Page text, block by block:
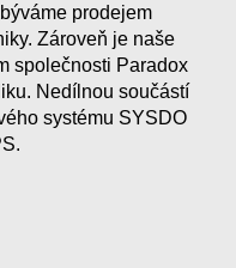
prodejem
Zároveň je naše
společnosti Paradox
Nedílnou součástí
systému SYSDO